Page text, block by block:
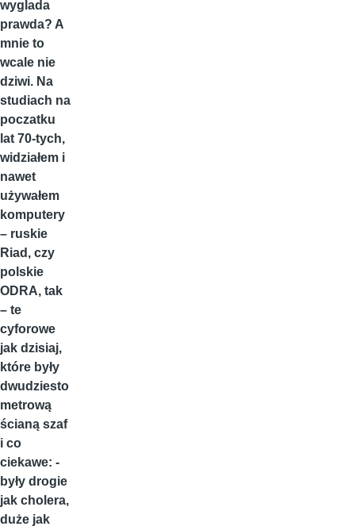
wyglada
prawda? A
mnie to
wcale nie
dziwi. Na
studiach na
poczatku
lat 70-tych,
widziałem i
nawet
używałem
komputery
– ruskie
Riad, czy
polskie
ODRA, tak
– te
cyforowe
jak dzisiaj,
które były
dwudziesto
metrową
ścianą szaf
i co
ciekawe: -
były drogie
jak cholera,
duże jak